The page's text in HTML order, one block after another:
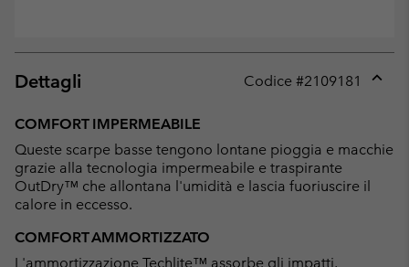
Dettagli Codice #2109181
COMFORT IMPERMEABILE
Queste scarpe basse tengono lontane pioggia e macchie
grazie alla tecnologia impermeabile e traspirante
OutDry™ che allontana l'umidità e lascia fuoriuscire il
calore in eccesso.
COMFORT AMMORTIZZATO
L'ammortizzazione Techlite™ assorbe gli impatti,